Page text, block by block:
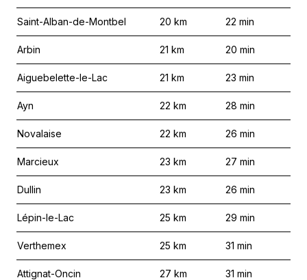
Saint-Alban-de-Montbel 20 km 22 min
Arbin 21 km 20 min
Aiguebelette-le-Lac 21 km 23 min
Ayn 22 km 28 min
Novalaise 22 km 26 min
Marcieux 23 km 27 min
Dullin 23 km 26 min
Lépin-le-Lac 25 km 29 min
Verthemex 25 km 31 min
Attignat-Oncin 27 km 31 min